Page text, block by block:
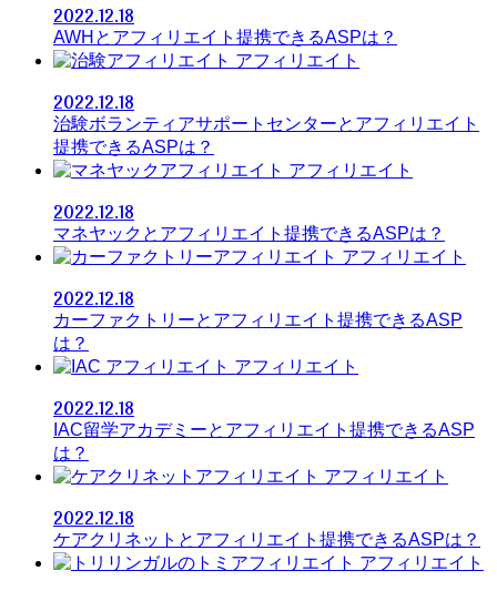
2022.12.18
AWHとアフィリエイト提携できるASPは？
アフィリエイト
2022.12.18
治験ボランティアサポートセンターとアフィリエイト
提携できるASPは？
アフィリエイト
2022.12.18
マネヤックとアフィリエイト提携できるASPは？
アフィリエイト
2022.12.18
カーファクトリーとアフィリエイト提携できるASP
は？
アフィリエイト
2022.12.18
IAC留学アカデミーとアフィリエイト提携できるASP
は？
アフィリエイト
2022.12.18
ケアクリネットとアフィリエイト提携できるASPは？
アフィリエイト